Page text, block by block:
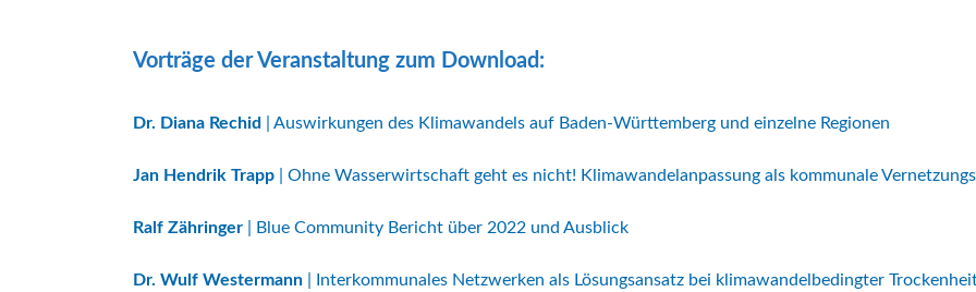
Vorträge der Veranstaltung zum Download:
Dr. Diana Rechid | Auswirkungen des Klimawandels auf Baden-Württemberg und einzelne Regionen
Jan Hendrik Trapp | Ohne Wasserwirtschaft geht es nicht! Klimawandelanpassung als kommunale
Ralf Zähringer | Blue Community Bericht über 2022 und Ausblick
Dr. Wulf Westermann | Interkommunales Netzwerken als Lösungsansatz bei klimawandelbedingter